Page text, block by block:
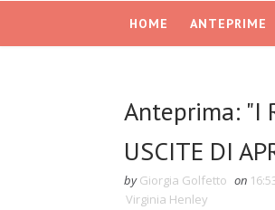
HOME ANTEPRIME
Anteprima: "I
USCITE DI
by Giorgia Golfetto on
Virginia Henley